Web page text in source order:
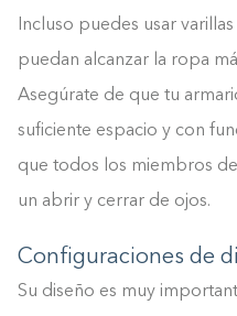
Incluso puedes usar
puedan alcanzar la ropa
Asegúrate de que tu
suficiente espacio y con
que todos los miembros
un abrir y cerrar de ojos.
Configuraciones de
Su diseño es muy